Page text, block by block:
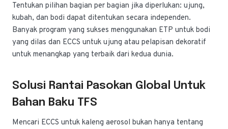
Tentukan pilihan bagian per bagian jika diperlukan: ujung,
kubah, dan bodi dapat ditentukan secara independen.
Banyak program yang sukses menggunakan ETP untuk bodi
yang dilas dan ECCS untuk ujung atau pelapisan dekoratif
untuk menangkap yang terbaik dari kedua dunia.
Solusi Rantai Pasokan Global Untuk
Bahan Baku TFS
Mencari ECCS untuk kaleng aerosol bukan hanya tentang